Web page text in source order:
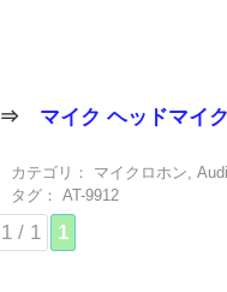
⇒ マイク ヘッドマイ
カテゴリ： マイクロホン,
タグ：
AT-9912
1 / 1 1